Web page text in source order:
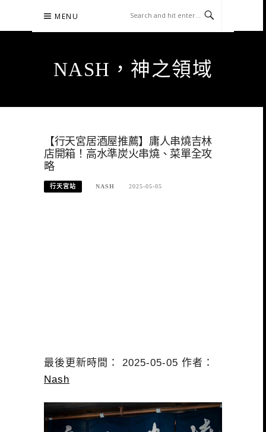
content
MENU
NASH，神之領域
【行天宮居酒屋推薦】庸人串燒吉林
店開箱！高水準炭火串燒、菜單全攻
略
行天宮站 NASH 2025-05-05
最後更新時間： 2025-05-05 作者：
Nash